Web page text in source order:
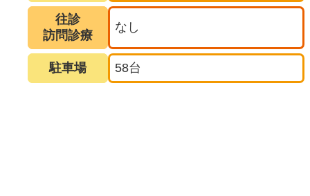
往診
訪問診療
なし
駐車場 58台